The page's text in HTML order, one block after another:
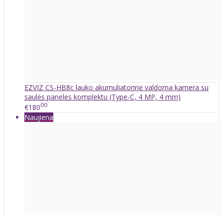
EZVIZ CS-HB8c lauko akumuliatorinė valdoma kamera su
saulės panelės komplektu (Type-C, 4 MP, 4 mm)
€18000
Naujiena